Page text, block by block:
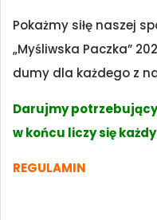
Pokażmy siłę naszej
„Myśliwska Paczka”
dumy dla każdego z
Darujmy
w końcu liczy się
REGULAMIN